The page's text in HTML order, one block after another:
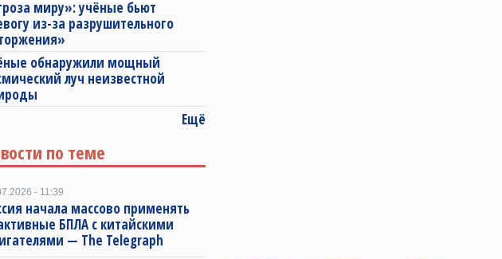
миру»: учёные бьют
из-за разрушительного
обнаружили мощный
луч неизвестной
Ещё
по теме
- 11:39
начала массово применять
БПЛА с китайскими
— The Telegraph